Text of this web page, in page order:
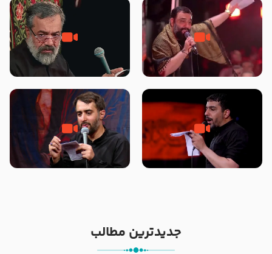
جانا جانا ابی عبدالله – کربلایی جواد
مقدم – شب هشتم محرم 1448 –
مادر منم مثل تو خمیدم – حاج
محمود کریمی – شهادت حضرت
هیئت رایة العباس علیه السلام
تک ، عبّاس، صاحب دل‌هاست –
حاج حنیف طاهری – عزاداری شب
من غلام نوکراتم من عاشق کربلاتم
– شور زمینه – شب هفتم – محرم
جدیدترین مطالب